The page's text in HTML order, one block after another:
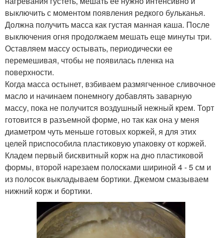
выключить с моментом появления редкого бульканья.
Должна получить масса как густая манная каша. После
выключения огня продолжаем мешать еще минуты три.
Оставляем массу остывать, периодически ее
перемешивая, чтобы не появилась пленка на
поверхности.
Когда масса остынет, взбиваем размягченное сливочное
масло и начинаем понемногу добавлять заварную
массу, пока не получится воздушный нежный крем. Торт
готовится в разъемной форме, но так как она у меня
диаметром чуть меньше готовых коржей, я для этих
целей приспособила пластиковую упаковку от коржей.
Кладем первый бисквитный корж на дно пластиковой
формы, второй нарезаем полосками шириной 4 - 5 см и
из полосок выкладываем бортики. Джемом смазываем
нижний корж и бортики.